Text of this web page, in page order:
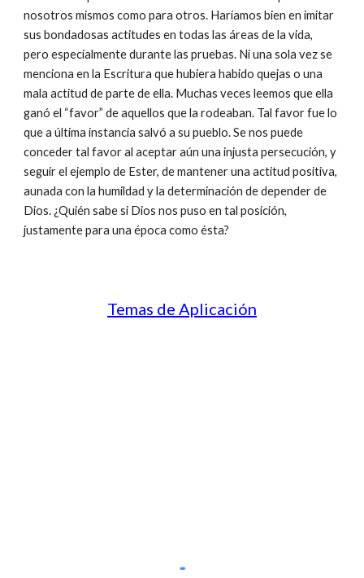
nosotros mismos como para otros. Haríamos bien en imitar
sus bondadosas actitudes en todas las áreas de la vida,
pero especialmente durante las pruebas. Ni una sola vez se
menciona en la Escritura que hubiera habido quejas o una
mala actitud de parte de ella. Muchas veces leemos que ella
ganó el “favor” de aquellos que la rodeaban. Tal favor fue lo
que a última instancia salvó a su pueblo. Se nos puede
conceder tal favor al aceptar aún una injusta persecución, y
seguir el ejemplo de Ester, de mantener una actitud positiva,
aunada con la humildad y la determinación de depender de
Dios. ¿Quién sabe si Dios nos puso en tal posición,
justamente para una época como ésta?
Temas de Aplicación